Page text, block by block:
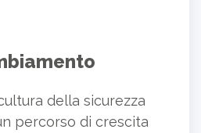
della sicurezza
percorso di crescita